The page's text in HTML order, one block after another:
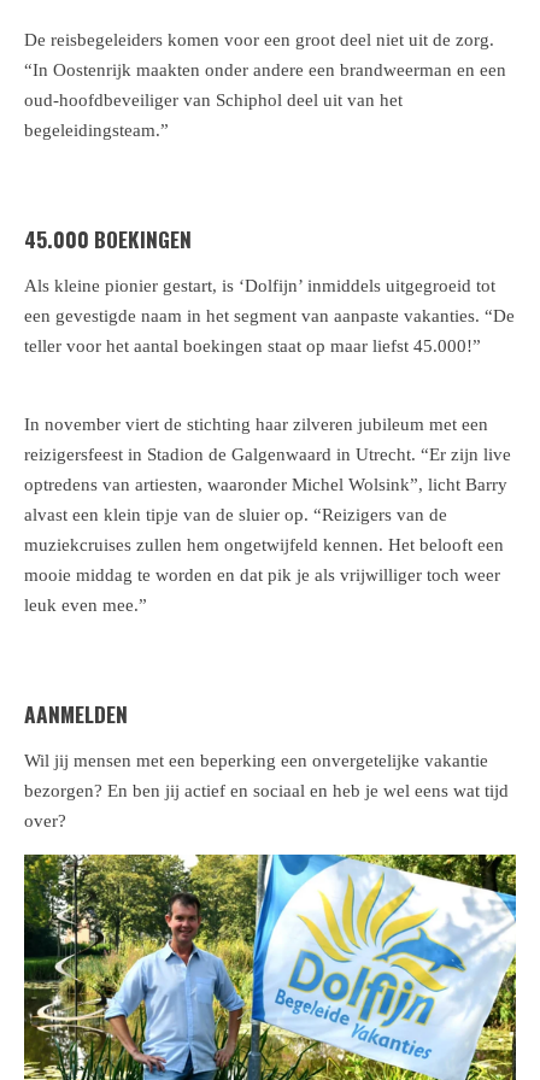
De reisbegeleiders komen voor een groot deel niet uit de zorg.
“In Oostenrijk maakten onder andere een brandweerman en een
oud-hoofdbeveiliger van Schiphol deel uit van het
begeleidingsteam.”
45.000 BOEKINGEN
Als kleine pionier gestart, is ‘Dolfijn’ inmiddels uitgegroeid tot
een gevestigde naam in het segment van aanpaste vakanties. “De
teller voor het aantal boekingen staat op maar liefst 45.000!”
In november viert de stichting haar zilveren jubileum met een
reizigersfeest in Stadion de Galgenwaard in Utrecht. “Er zijn live
optredens van artiesten, waaronder Michel Wolsink”, licht Barry
alvast een klein tipje van de sluier op. “Reizigers van de
muziekcruises zullen hem ongetwijfeld kennen. Het belooft een
mooie middag te worden en dat pik je als vrijwilliger toch weer
leuk even mee.”
AANMELDEN
Wil jij mensen met een beperking een onvergetelijke vakantie
bezorgen? En ben jij actief en sociaal en heb je wel eens wat tijd
over?